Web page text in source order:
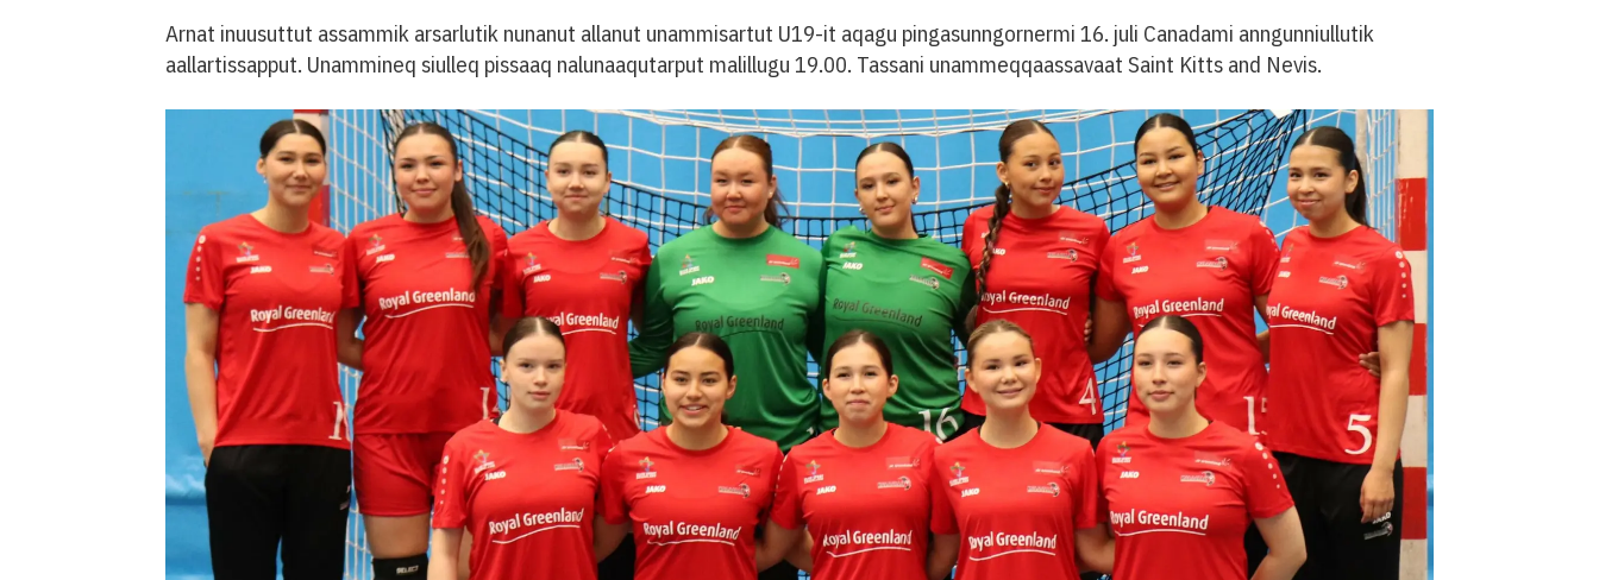
Arnat inuusuttut assammik arsarlutik nunanut allanut unammisartut U19-it aqagu pingasunngornermi 16. juli Canadami anngunniullutik
aallartissapput. Unammineq siulleq pissaaq nalunaaqutarput malillugu 19.00. Tassani unammeqqaassavaat Saint Kitts and Nevis.